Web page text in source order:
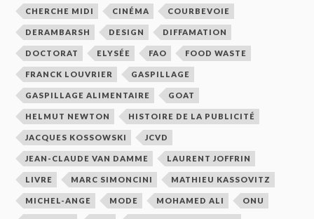
CHERCHE MIDI CINÉMA COURBEVOIE
DERAMBARSH DESIGN DIFFAMATION
DOCTORAT ELYSÉE FAO FOOD WASTE
FRANCK LOUVRIER GASPILLAGE
GASPILLAGE ALIMENTAIRE GOAT
HELMUT NEWTON HISTOIRE DE LA PUBLICITÉ
JACQUES KOSSOWSKI JCVD
JEAN-CLAUDE VAN DAMME LAURENT JOFFRIN
LIVRE MARC SIMONCINI MATHIEU KASSOVITZ
MICHEL-ANGE MODE MOHAMED ALI ONU